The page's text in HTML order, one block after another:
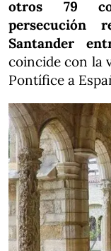
otros 79
persecución
Santander
coincide con la
Pontífice a